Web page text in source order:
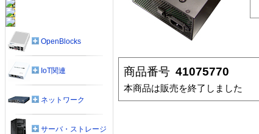
商品番号 41075770
本商品は販売を終了しました
OpenBlocks
IoT関連
ネットワーク
サーバ・ストレージ